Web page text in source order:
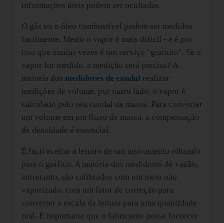
informações úteis podem ser ocultadas.
O gás ou o óleo combustível podem ser medidos
facilmente. Medir o vapor é mais difícil - e é por
isso que muitas vezes é um serviço "gratuito". Se o
vapor for medido, a medição será precisa? A
maioria dos medidores de caudal realizar
medições de volume, por outro lado, o vapor é
calculado pelo seu caudal de massa. Para converter
um volume em um fluxo de massa, a compensação
de densidade é essencial.
É fácil aceitar a leitura de um instrumento olhando
para o gráfico. A maioria dos medidores de vazão,
entretanto, são calibrados com um meio não
vaporizado, com um fator de correção para
converter a escala da leitura para uma quantidade
real. É importante que o fabricante possa fornecer